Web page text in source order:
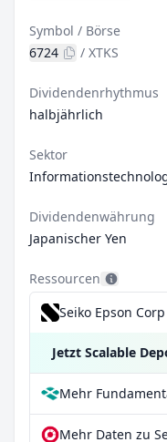
Symbol / Börse
6724
/ XTKS
Dividendenrhythmus
halbjährlich
Sektor
Dividendenwährung
Japanischer Yen
Ressourcen
Jetzt Scalable
Mehr Daten zu